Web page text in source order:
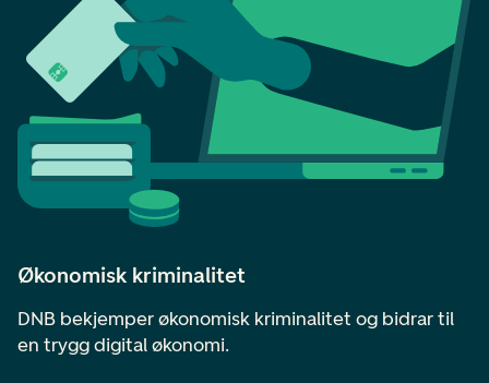
Økonomisk kriminalitet
DNB bekjemper økonomisk kriminalitet og bidrar til
en trygg digital økonomi.